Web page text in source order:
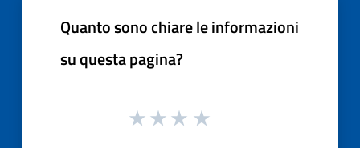
Quanto sono chiare le informazioni
su questa pagina?